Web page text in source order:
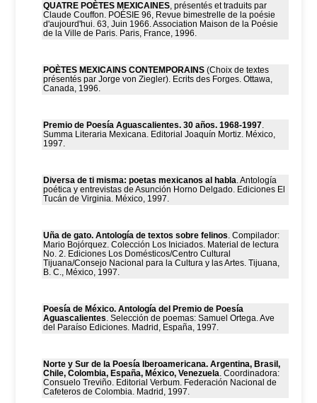
QUATRE POÈTES MEXICAINES, présentés et traduits par
Claude Couffon. POÉSIE 96, Revue bimestrelle de la poésie
d'aujourd'hui. 63, Juin 1966. Association Maison de la Poésie
de la Ville de Paris. Paris, France, 1996.
POÈTES MEXICAINS CONTEMPORAINS(Choix de textes
présentés par Jorge von Ziegler). Ecrits des Forges. Ottawa,
Canada, 1996.
Premio de Poesía Aguascalientes. 30 años. 1968-1997.
Summa Literaria Mexicana. Editorial Joaquín Mortiz. México,
1997.
Diversa de ti misma: poetas mexicanos al habla. Antología
poética y entrevistas de Asunción Horno Delgado. Ediciones El
Tucán de Virginia. México, 1997.
Uña de gato. Antología de textos sobre felinos. Compilador:
Mario Bojórquez. Colección Los Iniciados. Material de lectura
No. 2. Ediciones Los Domésticos/Centro Cultural
Tijuana/Consejo Nacional para la Cultura y las Artes. Tijuana,
B. C., México, 1997.
Poesía de México. Antología del Premio de Poesía
Aguascalientes. Selección de poemas: Samuel Ortega. Ave
del Paraíso Ediciones. Madrid, España, 1997.
Norte y Sur de la Poesía Iberoamericana. Argentina, Brasil,
Chile, Colombia, España, México, Venezuela. Coordinadora:
Consuelo Treviño. Editorial Verbum. Federación Nacional de
Cafeteros de Colombia. Madrid, 1997.